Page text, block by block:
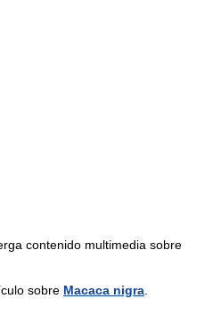
contenido multimedia sobre
sobre Macaca nigra